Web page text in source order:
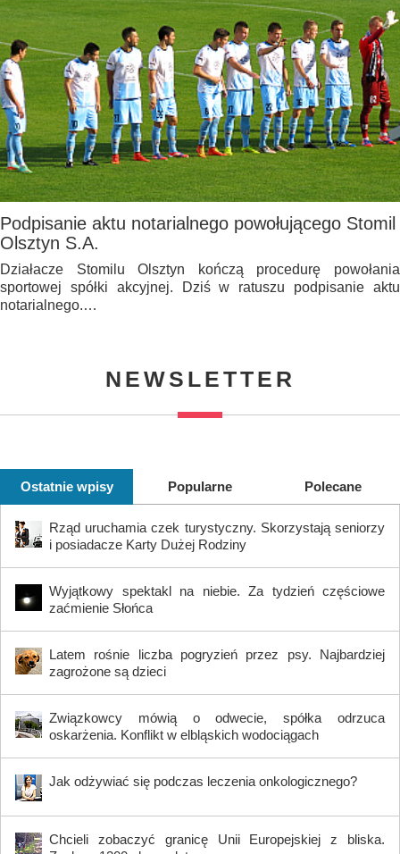
Podpisanie aktu notarialnego powołującego Stomil
Olsztyn S.A.
Działacze Stomilu Olsztyn kończą procedurę powołania
sportowej spółki akcyjnej. Dziś w ratuszu podpisanie aktu
notarialnego.…
NEWSLETTER
Ostatnie wpisy Popularne Polecane
Rząd uruchamia czek turystyczny. Skorzystają seniorzy
i posiadacze Karty Dużej Rodziny
Wyjątkowy spektakl na niebie. Za tydzień częściowe
zaćmienie Słońca
Latem rośnie liczba pogryzień przez psy. Najbardziej
zagrożone są dzieci
Związkowcy mówią o odwecie, spółka odrzuca
oskarżenia. Konflikt w elbląskich wodociągach
Jak odżywiać się podczas leczenia onkologicznego?
Chcieli zobaczyć granicę Unii Europejskiej z bliska.